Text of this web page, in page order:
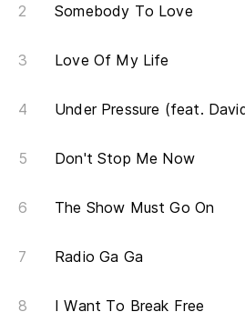
Somebody To Love
Love Of My Life
Under Pressure (feat.
Don't Stop Me Now
The Show Must Go On
Radio Ga Ga
I Want To Break Free